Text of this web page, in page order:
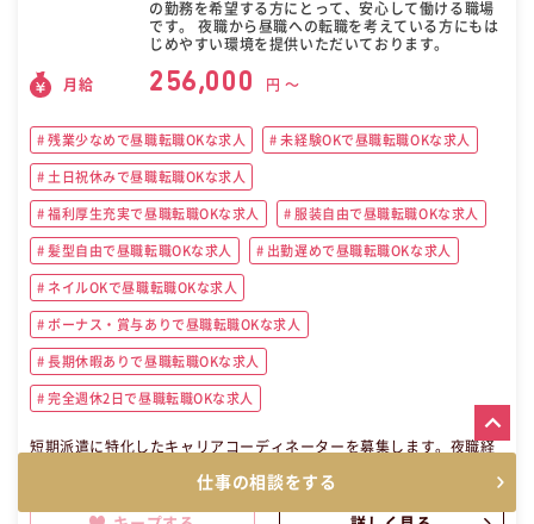
の勤務を希望する方にとって、安心して働ける職場
です。 夜職から昼職への転職を考えている方にもは
じめやすい環境を提供いただいております。
月給 256,000 円 〜
残業少なめで昼職転職OKな求人 未経験OKで昼職転職OKな求人
土日祝休みで昼職転職OKな求人
福利厚生充実で昼職転職OKな求人 服装自由で昼職転職OKな求人
髪型自由で昼職転職OKな求人 出勤遅めで昼職転職OKな求人
ネイルOKで昼職転職OKな求人
ボーナス・賞与ありで昼職転職OKな求人
長期休暇ありで昼職転職OKな求人
完全週休2日で昼職転職OKな求人
短期派遣に特化したキャリアコーディネーターを募集します。夜職経
での勤務で、勤務時間は固定制。年間休日は120日と充実しており、
ライフステージに応じた働き方が可能です。若手が多く活躍する社風
仕事の相談をする